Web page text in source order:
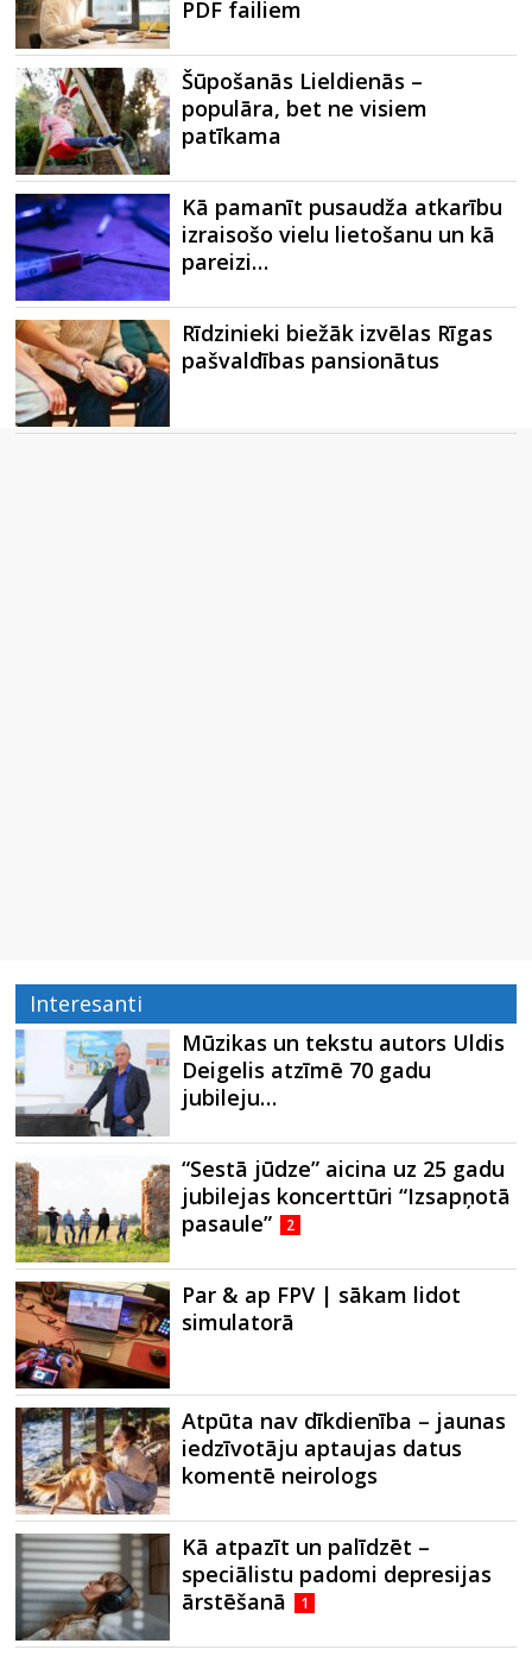
PDF failiem
Šūpošanās Lieldienās –
populāra, bet ne visiem
patīkama
Kā pamanīt pusaudža atkarību
izraisošo vielu lietošanu un kā
pareizi…
Rīdzinieki biežāk izvēlas Rīgas
pašvaldības pansionātus
Interesanti
Mūzikas un tekstu autors Uldis
Deigelis atzīmē 70 gadu
jubileju…
“Sestā jūdze” aicina uz 25 gadu
jubilejas koncerttūri “Izsapņotā
pasaule”
2
Par & ap FPV | sākam lidot
simulatorā
Atpūta nav dīkdienība – jaunas
iedzīvotāju aptaujas datus
komentē neirologs
Kā atpazīt un palīdzēt –
speciālistu padomi depresijas
ārstēšanā
1